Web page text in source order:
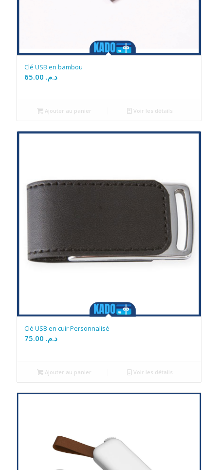
Clé USB en bambou
د.م.
Ajouter au panier Voir les détails
Clé USB en cuir Personnalisé
د.م.
Ajouter au panier Voir les détails